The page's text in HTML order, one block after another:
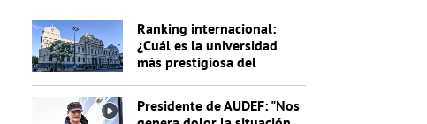
Ranking internacional:
¿Cuál es la universidad
más prestigiosa del
Presidente de AUDEF: "Nos